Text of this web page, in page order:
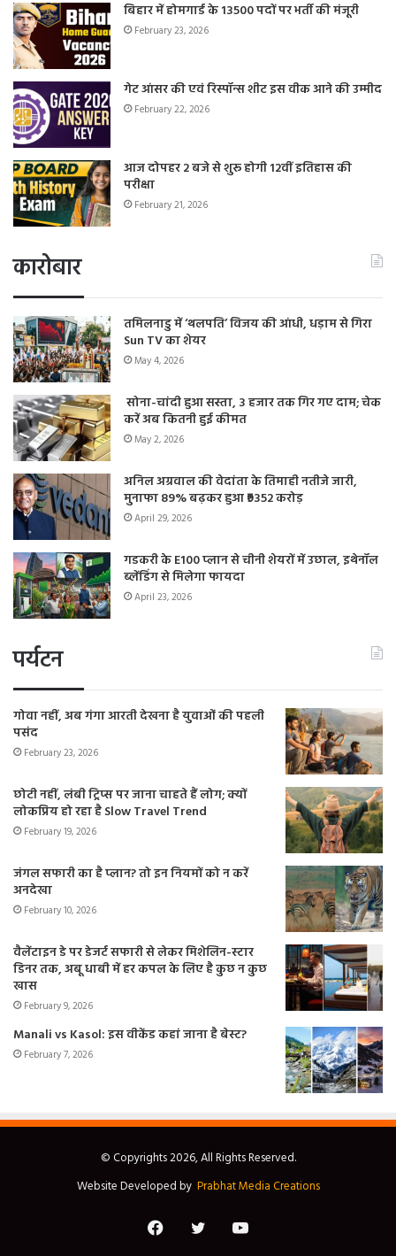
बिहार में होमगार्ड के 13500 पदों पर भर्ती की मंजूरी
February 23, 2026
गेट आंसर की एवं रिस्पॉन्स शीट इस वीक आने की उम्मीद
February 22, 2026
आज दोपहर 2 बजे से शुरू होगी 12वीं इतिहास की
परीक्षा
February 21, 2026
कारोबार
तमिलनाडु में ‘थलपति’ विजय की आंधी, धड़ाम से गिरा
Sun TV का शेयर
May 4, 2026
सोना-चांदी हुआ सस्ता, 3 हजार तक गिर गए दाम; चेक
करें अब कितनी हुई कीमत
May 2, 2026
अनिल अग्रवाल की वेदांता के तिमाही नतीजे जारी,
मुनाफा 89% बढ़कर हुआ ₹9352 करोड़
April 29, 2026
गडकरी के E100 प्लान से चीनी शेयरों में उछाल, इथेनॉल
ब्लेंडिंग से मिलेगा फायदा
April 23, 2026
पर्यटन
गोवा नहीं, अब गंगा आरती देखना है युवाओं की पहली
पसंद
February 23, 2026
छोटी नहीं, लंबी ट्रिप्स पर जाना चाहते हैं लोग; क्यों
लोकप्रिय हो रहा है Slow Travel Trend
February 19, 2026
जंगल सफारी का है प्लान? तो इन नियमों को न करें
अनदेखा
February 10, 2026
वैलेंटाइन डे पर डेजर्ट सफारी से लेकर मिशेलिन-स्टार
डिनर तक, अबू धाबी में हर कपल के लिए है कुछ न कुछ
खास
February 9, 2026
Manali vs Kasol: इस वीकेंड कहां जाना है बेस्ट?
February 7, 2026
© Copyrights 2026, All Rights Reserved.
Website Developed by Prabhat Media Creations
FacebookTwitterYouTube